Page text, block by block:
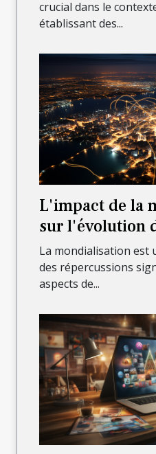
crucial dans le
établissant des...
L'impact de la
sur l'évolution
La mondialisation est
des répercussions
aspects de...